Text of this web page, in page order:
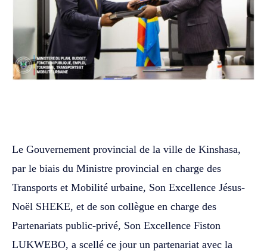
Le Gouvernement provincial de la ville de Kinshasa,
par le biais du Ministre provincial en charge des
Transports et Mobilité urbaine, Son Excellence Jésus-
Noël SHEKE, et de son collègue en charge des
Partenariats public-privé, Son Excellence Fiston
LUKWEBO, a scellé ce jour un partenariat avec la